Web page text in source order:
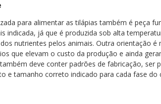
para alimentar as tilápias também é peça
indicada, já que é produzida sob alta
nutrientes pelos animais. Outra orientação é
que elevam o custo da produção e ainda
deve conter padrões de fabricação, ser
e tamanho correto indicado para cada fase do